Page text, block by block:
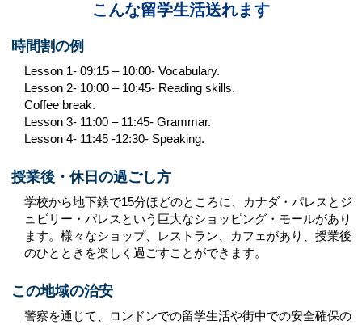
こんな留学生活送れます
時間割の例
Lesson 1- 09:15 – 10:00- Vocabulary.
Lesson 2- 10:00 – 10:45- Reading skills.
Coffee break.
Lesson 3- 11:00 – 11:45- Grammar.
Lesson 4- 11:45 -12:30- Speaking.
授業後・休日の過ごし方
学校から地下鉄で15分ほどのところに、カナダ・パレスとジ
ュビリー・パレスという巨大なショッピング・モールがあり
ます。様々なショップ、レストラン、カフェがあり、授業後
のひとときを楽しく過ごすことができます。
この地域の治安
警察を通じて、ロンドンでの留学生活や街中での安全確保の